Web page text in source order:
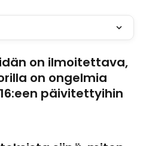
on ilmoitettava,
on ongelmia
päivitettyihin